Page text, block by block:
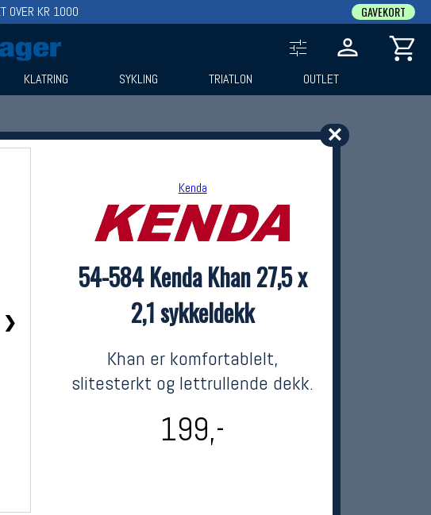
✕
❯
Kenda
54-584 Kenda Khan 27,5 x
2,1 sykkeldekk
Khan er komfortablelt,
slitesterkt og lettrullende dekk.
199,-
OVER KR 1000 GAVEKORT
KLATRING SYKLING TRIATLON OUTLET